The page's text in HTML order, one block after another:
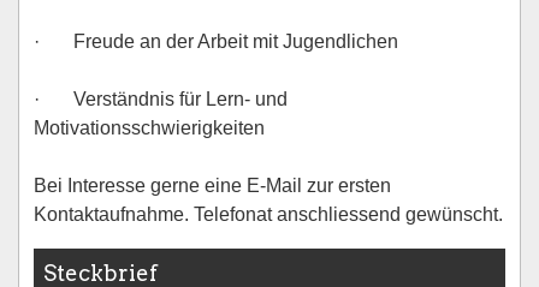
· Freude an der Arbeit mit Jugendlichen
· Verständnis für Lern- und
Motivationsschwierigkeiten
Bei Interesse gerne eine E-Mail zur ersten
Kontaktaufnahme. Telefonat anschliessend gewünscht.
Steckbrief